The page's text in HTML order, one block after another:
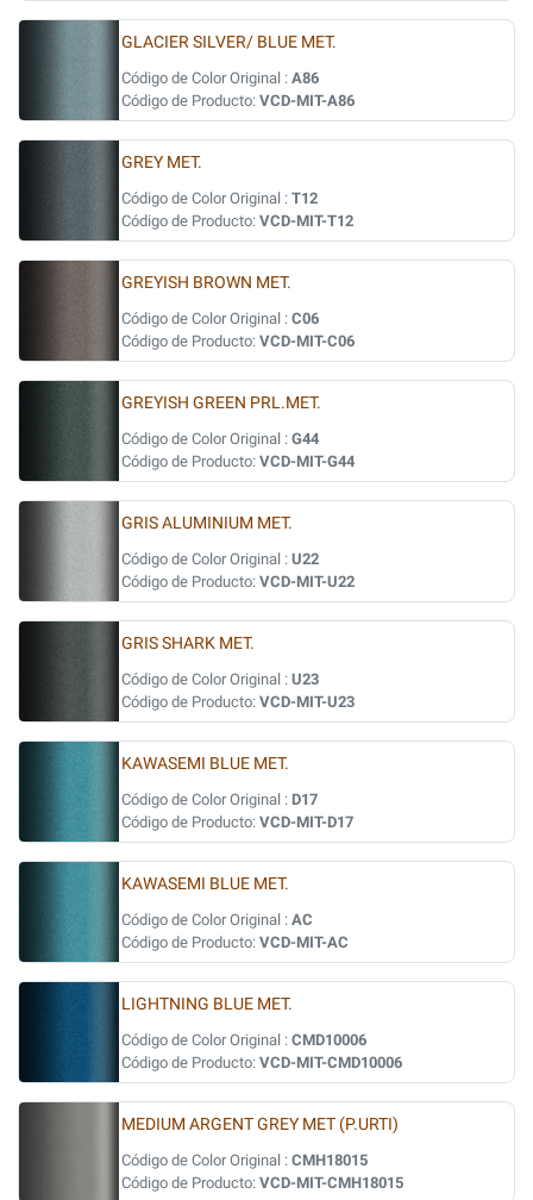
GLACIER SILVER/ BLUE MET.
Código de Color Original : A86
Código de Producto: VCD-MIT-A86
GREY MET.
Código de Color Original : T12
Código de Producto: VCD-MIT-T12
GREYISH BROWN MET.
Código de Color Original : C06
Código de Producto: VCD-MIT-C06
GREYISH GREEN PRL.MET.
Código de Color Original : G44
Código de Producto: VCD-MIT-G44
GRIS ALUMINIUM MET.
Código de Color Original : U22
Código de Producto: VCD-MIT-U22
GRIS SHARK MET.
Código de Color Original : U23
Código de Producto: VCD-MIT-U23
KAWASEMI BLUE MET.
Código de Color Original : D17
Código de Producto: VCD-MIT-D17
KAWASEMI BLUE MET.
Código de Color Original : AC
Código de Producto: VCD-MIT-AC
LIGHTNING BLUE MET.
Código de Color Original : CMD10006
Código de Producto: VCD-MIT-CMD10006
MEDIUM ARGENT GREY MET (P.URTI)
Código de Color Original : CMH18015
Código de Producto: VCD-MIT-CMH18015